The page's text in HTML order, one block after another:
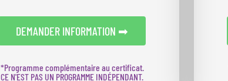
DEMANDER INFORMATION ➡
*Programme complémentaire au certificat.
CE N'EST PAS UN PROGRAMME INDÉPENDANT.